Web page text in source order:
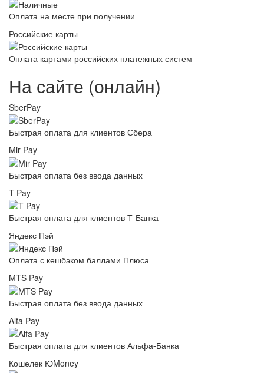
Оплата на месте при получении
Российские карты
Оплата картами российских платежных систем
На сайте (онлайн)
SberPay
Быстрая оплата для клиентов Сбера
Mir Pay
Быстрая оплата без ввода данных
T-Pay
Быстрая оплата для клиентов Т-Банка
Яндекс Пэй
Оплата с кешбэком баллами Плюса
MTS Pay
Быстрая оплата без ввода данных
Alfa Pay
Быстрая оплата для клиентов Альфа-Банка
Кошелек ЮMoney